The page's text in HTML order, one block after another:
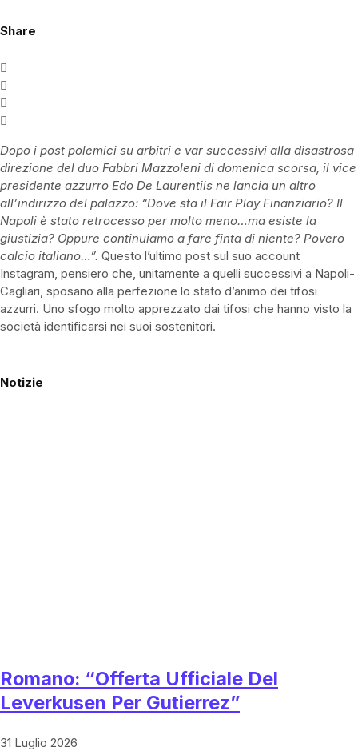
Share
Dopo i post polemici su arbitri e var successivi alla disastrosa
direzione del duo Fabbri Mazzoleni di domenica scorsa, il vice
presidente azzurro Edo De Laurentiis ne lancia un altro
all’indirizzo del palazzo: “Dove sta il Fair Play Finanziario? Il
Napoli è stato retrocesso per molto meno…ma esiste la
giustizia? Oppure continuiamo a fare finta di niente? Povero
calcio italiano…”. Questo l’ultimo post sul suo account
Instagram, pensiero che, unitamente a quelli successivi a Napoli-
Cagliari, sposano alla perfezione lo stato d’animo dei tifosi
azzurri. Uno sfogo molto apprezzato dai tifosi che hanno visto la
società identificarsi nei suoi sostenitori.
Notizie
Romano: “Offerta Ufficiale Del
Leverkusen Per Gutierrez”
31 Luglio 2026